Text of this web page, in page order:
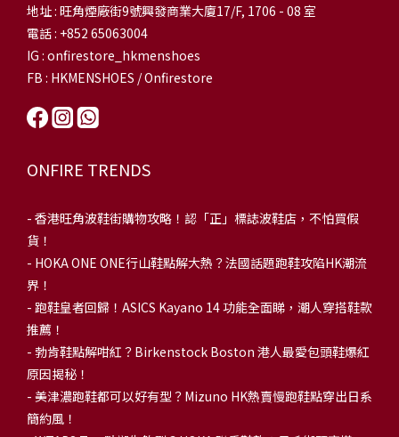
地址 : 旺角煙廠街9號興發商業大廈17/F, 1706 - 08 室
電話 : +852 65063004
IG : onfirestore_hkmenshoes
FB : HKMENSHOES / Onfirestore
ONFIRE TRENDS
- 香港旺角波鞋街購物攻略！認「正」標誌波鞋店，不怕買假
貨！
- HOKA ONE ONE行山鞋點解大熱？法國話題跑鞋攻陷HK潮流
界！
- 跑鞋皇者回歸！ASICS Kayano 14 功能全面睇，潮人穿搭鞋款
推薦！
- 勃肯鞋點解咁紅？Birkenstock Boston 港人最愛包頭鞋爆紅
原因揭秘！
- 美津濃跑鞋都可以好有型？Mizuno HK熱賣慢跑鞋點穿出日系
簡約風！